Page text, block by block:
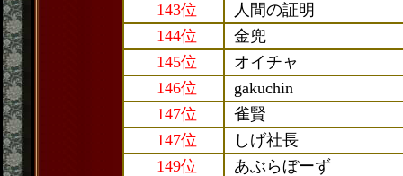
143位
人間の証明
144位
金兜
145位
オイチャ
146位
gakuchin
147位
雀賢
147位
しげ社長
149位
あぶらぼーず